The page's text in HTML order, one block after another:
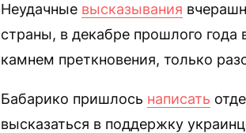
Неудачные высказывания
страны, в декабре прошлого года
камнем преткновения, только
Бабарико пришлось написать
высказаться в поддержку